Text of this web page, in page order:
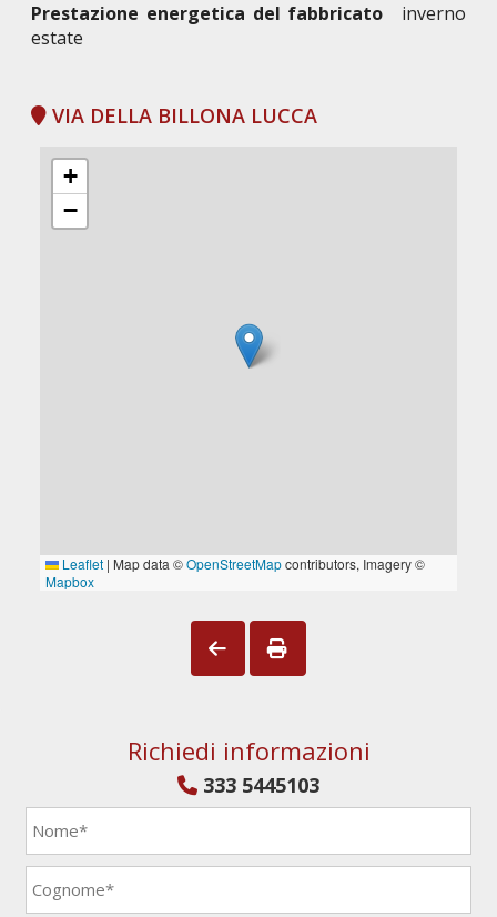
Prestazione energetica del fabbricato
inverno
estate
VIA DELLA BILLONA LUCCA
Richiedi informazioni
333 5445103